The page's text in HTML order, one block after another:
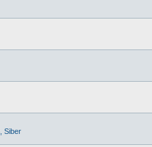
Siber